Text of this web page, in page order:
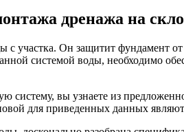
дренажа на
участка. Он защитит фундамент
системой воды, необходимо
вы узнаете из
для приведенных данных